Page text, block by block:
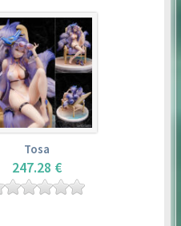
Tosa
247.28 €